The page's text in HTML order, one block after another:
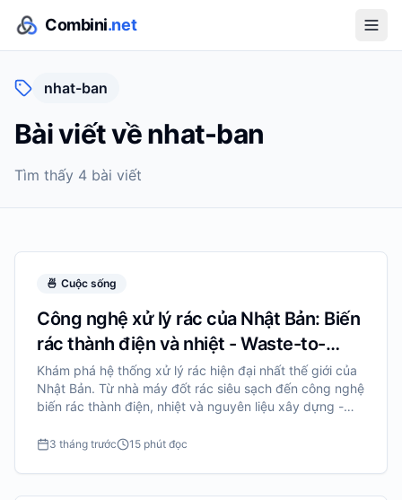
Combini.net
nhat-ban
Bài viết vềnhat-ban
Tìm thấy 4 bài viết
🍜 Cuộc sống
Công nghệ xử lý rác của Nhật Bản: Biến
rác thành điện và nhiệt - Waste-to-
Energy
Khám phá hệ thống xử lý rác hiện đại nhất thế giới của
Nhật Bản. Từ nhà máy đốt rác siêu sạch đến công nghệ
biến rác thành điện, nhiệt và nguyên liệu xây dựng -
3 tháng trước 15 phút đọc